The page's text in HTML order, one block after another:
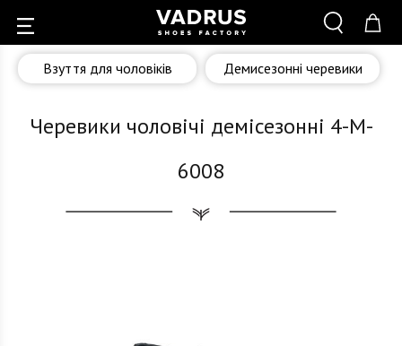
Взуття для чоловіків Демисезонні черевики
Черевики чоловічі демісезонні 4-M-
6008